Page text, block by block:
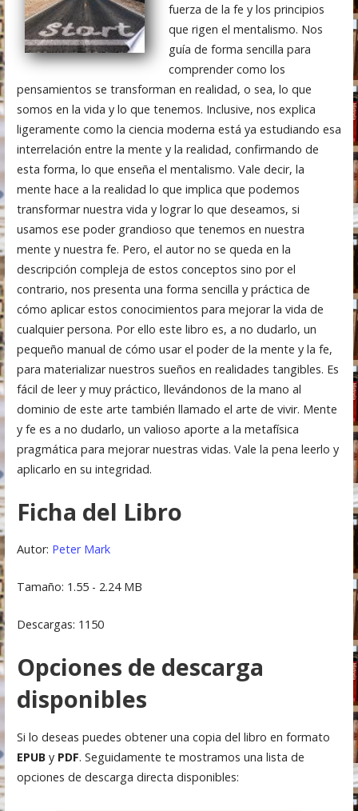
fuerza de la fe y los principios
que rigen el mentalismo. Nos
guía de forma sencilla para
comprender como los
pensamientos se transforman en realidad, o sea, lo que
somos en la vida y lo que tenemos. Inclusive, nos explica
ligeramente como la ciencia moderna está ya estudiando esa
interrelación entre la mente y la realidad, confirmando de
esta forma, lo que enseña el mentalismo. Vale decir, la
mente hace a la realidad lo que implica que podemos
transformar nuestra vida y lograr lo que deseamos, si
usamos ese poder grandioso que tenemos en nuestra
mente y nuestra fe. Pero, el autor no se queda en la
descripción compleja de estos conceptos sino por el
contrario, nos presenta una forma sencilla y práctica de
cómo aplicar estos conocimientos para mejorar la vida de
cualquier persona. Por ello este libro es, a no dudarlo, un
pequeño manual de cómo usar el poder de la mente y la fe,
para materializar nuestros sueños en realidades tangibles. Es
fácil de leer y muy práctico, llevándonos de la mano al
dominio de este arte también llamado el arte de vivir. Mente
y fe es a no dudarlo, un valioso aporte a la metafísica
pragmática para mejorar nuestras vidas. Vale la pena leerlo y
aplicarlo en su integridad.
Ficha del Libro
Autor: Peter Mark
Tamaño: 1.55 - 2.24 MB
Descargas: 1150
Opciones de descarga
disponibles
Si lo deseas puedes obtener una copia del libro en formato
EPUBy PDF. Seguidamente te mostramos una lista de
opciones de descarga directa disponibles: